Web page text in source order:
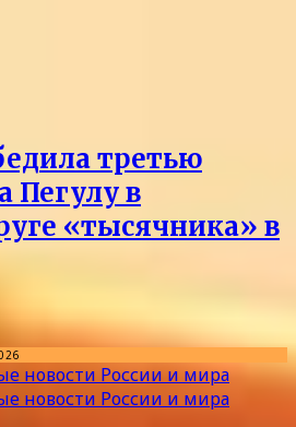
третью
Пегулу в
«тысячника» в